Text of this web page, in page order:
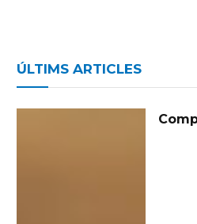
ÚLTIMS ARTICLES